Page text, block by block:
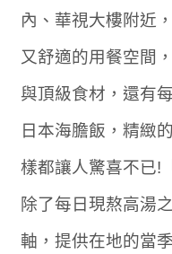
內、華視大樓附近
又舒適的用餐空間
與頂級食材，還有
日本海膽飯，精緻
樣都讓人驚喜不已!
除了每日現熬高湯
軸，提供在地的當